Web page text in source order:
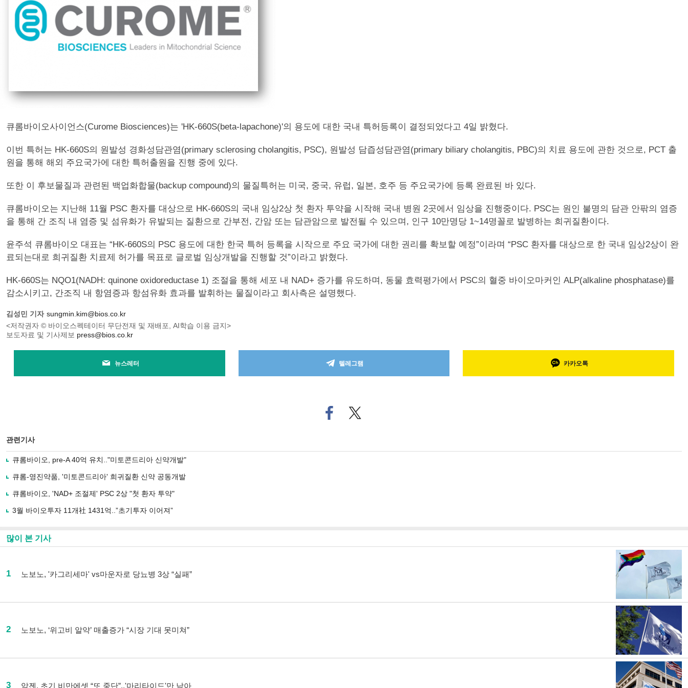
큐롬바이오사이언스(Curome Biosciences)는 'HK-660S(beta-lapachone)'의 용도에 대한 국내 특허등록이 결정되었다고 4일 밝혔다.
이번 특허는 HK-660S의 원발성 경화성담관염(primary sclerosing cholangitis, PSC), 원발성 담즙성담관염(primary biliary cholangitis, PBC)의 치료 용도에 관한 것으로, PCT 출
원을 통해 해외 주요국가에 대한 특허출원을 진행 중에 있다.
또한 이 후보물질과 관련된 백업화합물(backup compound)의 물질특허는 미국, 중국, 유럽, 일본, 호주 등 주요국가에 등록 완료된 바 있다.
큐롬바이오는 지난해 11월 PSC 환자를 대상으로 HK-660S의 국내 임상2상 첫 환자 투약을 시작해 국내 병원 2곳에서 임상을 진행중이다. PSC는 원인 불명의 담관 안팎의 염증
을 통해 간 조직 내 염증 및 섬유화가 유발되는 질환으로 간부전, 간암 또는 담관암으로 발전될 수 있으며, 인구 10만명당 1~14명꼴로 발병하는 희귀질환이다.
윤주석 큐롬바이오 대표는 “HK-660S의 PSC 용도에 대한 한국 특허 등록을 시작으로 주요 국가에 대한 권리를 확보할 예정”이라며 “PSC 환자를 대상으로 한 국내 임상2상이 완
료되는대로 희귀질환 치료제 허가를 목표로 글로벌 임상개발을 진행할 것”이라고 밝혔다.
HK-660S는 NQO1(NADH: quinone oxidoreductase 1) 조절을 통해 세포 내 NAD+ 증가를 유도하며, 동물 효력평가에서 PSC의 혈중 바이오마커인 ALP(alkaline phosphatase)를
감소시키고, 간조직 내 항염증과 항섬유화 효과를 발휘하는 물질이라고 회사측은 설명했다.
김성민 기자 sungmin.kim@bios.co.kr
<저작권자 © 바이오스펙테이터 무단전재 및 재배포, AI학습 이용 금지>
보도자료 및 기사제보 press@bios.co.kr
뉴스레터 텔레그램 카카오톡
페
이
트위
터로
관련기사
큐롬바이오, pre-A 40억 유치.."미토콘드리아 신약개발"
큐롬-영진약품, '미토콘드리아' 희귀질환 신약 공동개발
큐롬바이오, 'NAD+ 조절제' PSC 2상 "첫 환자 투약"
3월 바이오투자 11개社 1431억..”초기투자 이어져”
많이 본 기사
1 노보노, '카그리세마' vs마운자로 당뇨병 3상 “실패”
2 노보노, ‘위고비 알약’ 매출증가 “시장 기대 못미쳐”
3 암젠, 초기 비만에셋 “또 중단”..'마리타이드'만 남아